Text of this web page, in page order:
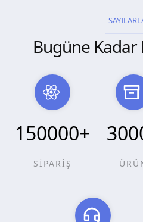
Bugüne Kadar
150000+
SİPARİŞ